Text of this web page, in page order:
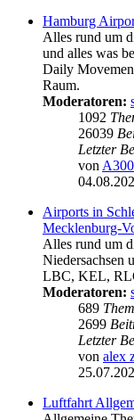
Hamburg
Alles rund um
und alles was
Daily
Raum.
Moderatoren:
1092
26039
Letzter
von
Airports in
Mecklenburg-
Alles rund um
Niedersachsen
LBC, KEL,
Moderatoren:
689
2699
Letzter
von alex
Luftfahrt